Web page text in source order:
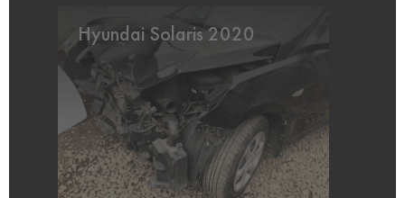
Hyundai Solaris 2020